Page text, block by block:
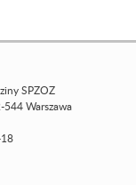
SPZOZ
Warszawa